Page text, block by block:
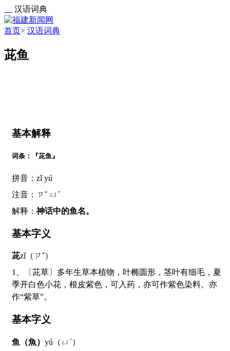
汉语词典
首页> 汉语词典
茈鱼
基本解释
词条：『茈鱼』
拼音：zǐ yú
注音：ㄗˇ ㄩˊ
解释：神话中的鱼名。
基本字义
茈zǐ（ㄗˇ）
1、〔茈草〕多年生草本植物，叶椭圆形，茎叶有细毛，夏
季开白色小花，根皮紫色，可入药，亦可作紫色染料。亦
作“紫草”。
基本字义
鱼（魚） yú（ㄩˊ）